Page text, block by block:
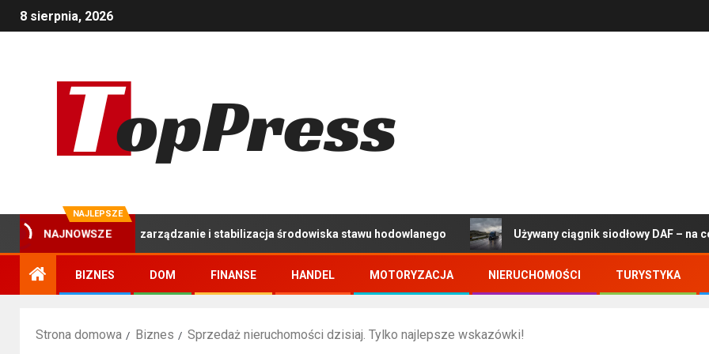
8 sierpnia, 2026
NAJLEPSZE
NAJNOWSZE
zarządzanie i stabilizacja środowiska stawu hodowlanego Używany ciągnik siodłowy DAF – na co zwrócić
BIZNES DOM FINANSE HANDEL MOTORYZACJA NIERUCHOMOŚCI TURYSTYKA
Strona domowa Biznes Sprzedaż nieruchomości dzisiaj. Tylko najlepsze wskazówki!